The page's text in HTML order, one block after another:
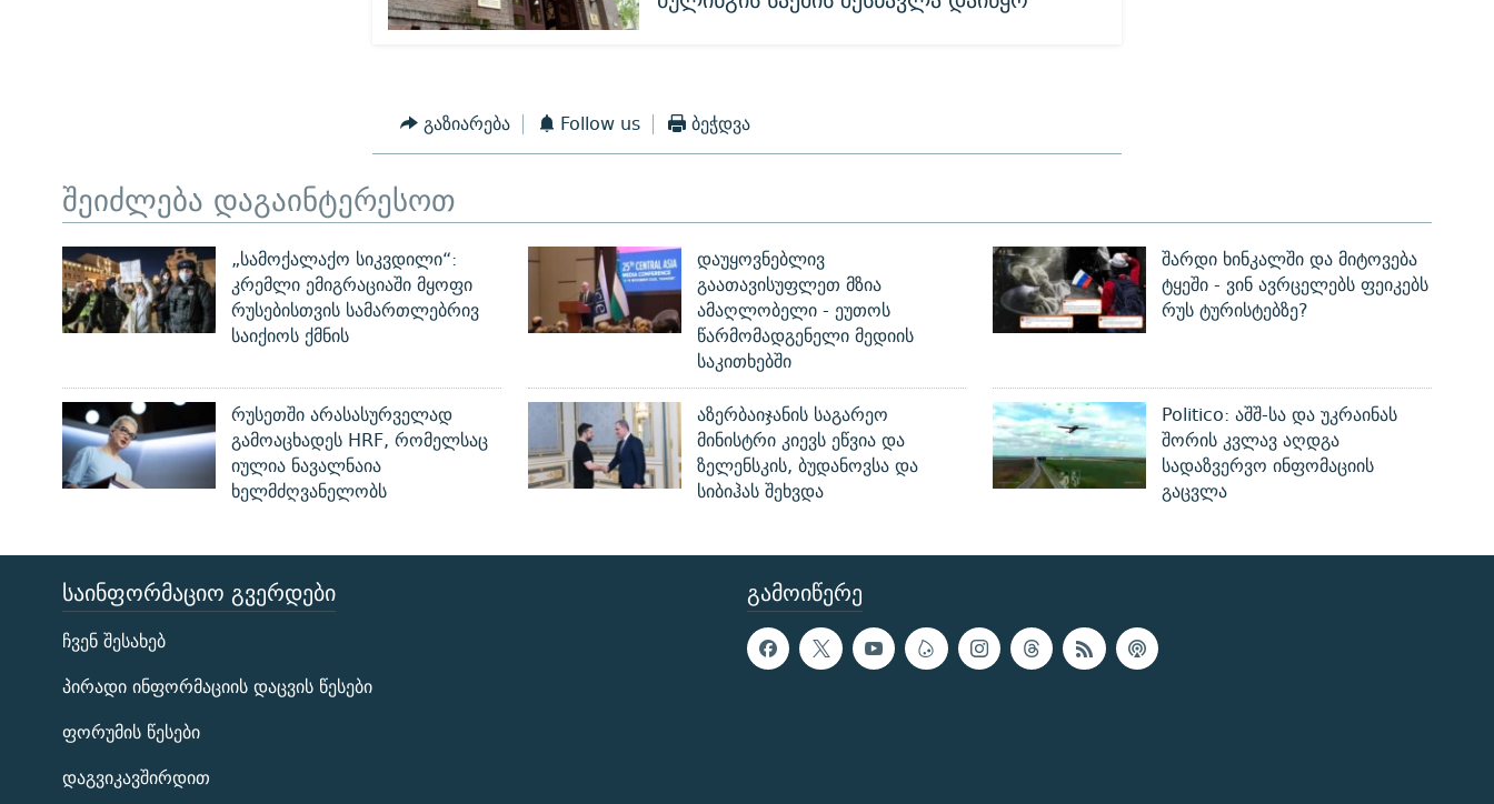
ЭХО КАВКАЗА
გაზიარება Follow us ბეჭდვა
შეიძლება დაგაინტერესოთ
„სამოქალაქო სიკვდილი“:
კრემლი ემიგრაციაში მყოფი
რუსებისთვის სამართლებრივ
საიქიოს ქმნის
დაუყოვნებლივ
გაათავისუფლეთ მზია
ამაღლობელი - ეუთოს
წარმომადგენელი მედიის
საკითხებში
შარდი ხინკალში და მიტოვება
ტყეში - ვინ ავრცელებს ფეიკებს
რუს ტურისტებზე?
რუსეთში არასასურველად
გამოაცხადეს HRF, რომელსაც
იულია ნავალნაია
ხელმძღვანელობს
აზერბაიჯანის საგარეო
მინისტრი კიევს ეწვია და
ზელენსკის, ბუდანოვსა და
სიბიჰას შეხვდა
Politico: აშშ-სა და უკრაინას
შორის კვლავ აღდგა
სადაზვერვო ინფომაციის
გაცვლა
ᲒᲐᲛᲝᲘᲬᲔᲠᲔ
ᲡᲐᲘᲜᲤᲝᲠᲛᲐᲪᲘᲝ ᲒᲕᲔᲠᲓᲔᲑᲘ
ჩვენ შესახებ
პირადი ინფორმაციის დაცვის წესები
ფორუმის წესები
დაგვიკავშირდით